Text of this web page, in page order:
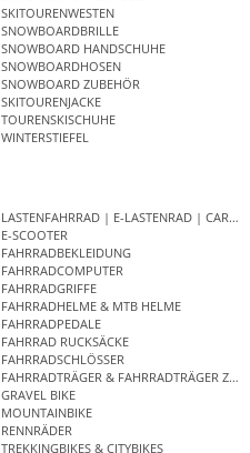
SKITOURENWESTEN
SNOWBOARDBRILLE
SNOWBOARD HANDSCHUHE
SNOWBOARDHOSEN
SNOWBOARD ZUBEHÖR
SKITOURENJACKE
TOURENSKISCHUHE
WINTERSTIEFEL
LASTENFAHRRAD | E-LASTENRAD |
E-SCOOTER
FAHRRADBEKLEIDUNG
FAHRRADCOMPUTER
FAHRRADGRIFFE
FAHRRADHELME & MTB HELME
FAHRRADPEDALE
FAHRRAD RUCKSÄCKE
FAHRRADSCHLÖSSER
FAHRRADTRÄGER & FAHRRADTRÄGER
GRAVEL BIKE
MOUNTAINBIKE
RENNRÄDER
TREKKINGBIKES & CITYBIKES